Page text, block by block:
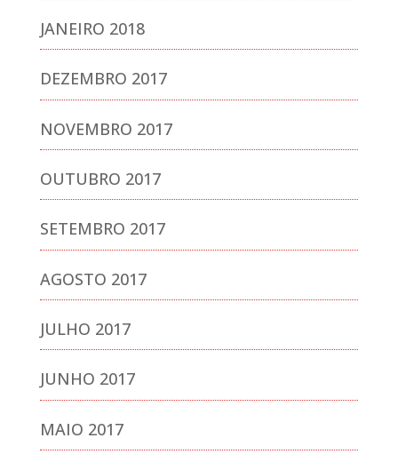
JANEIRO 2018
DEZEMBRO 2017
NOVEMBRO 2017
OUTUBRO 2017
SETEMBRO 2017
AGOSTO 2017
JULHO 2017
JUNHO 2017
MAIO 2017